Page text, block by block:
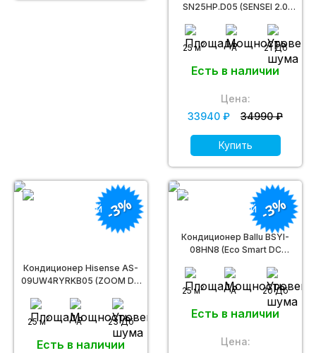
SN25HP.D05 (SENSEI 2.0
25 м2 A 21 Дб
Есть в наличии
Цена:
33940 ₽
34990 ₽
Купить
Кондиционер Hisense AS-
09UW4RYRKB05 (ZOOM DC
25 м2 A 23 Дб
Есть в наличии
-3%
Кондиционер Ballu BSYI-
08HN8 (Eco Smart DC
25 м2 A 20 Дб
Есть в наличии
-3%
Цена: